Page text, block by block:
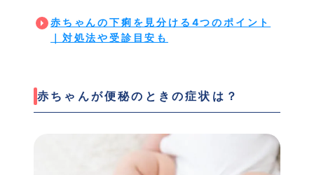
赤ちゃんの下痢を見分ける4つのポイント
｜対処法や受診目安も
赤ちゃんが便秘のときの症状は？